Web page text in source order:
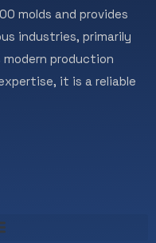
molds and provides
industries, primarily
production
it is a reliable